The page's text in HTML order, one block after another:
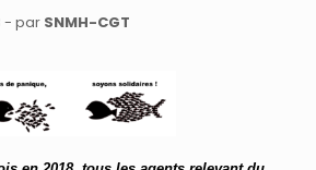
- par SNMH-CGT